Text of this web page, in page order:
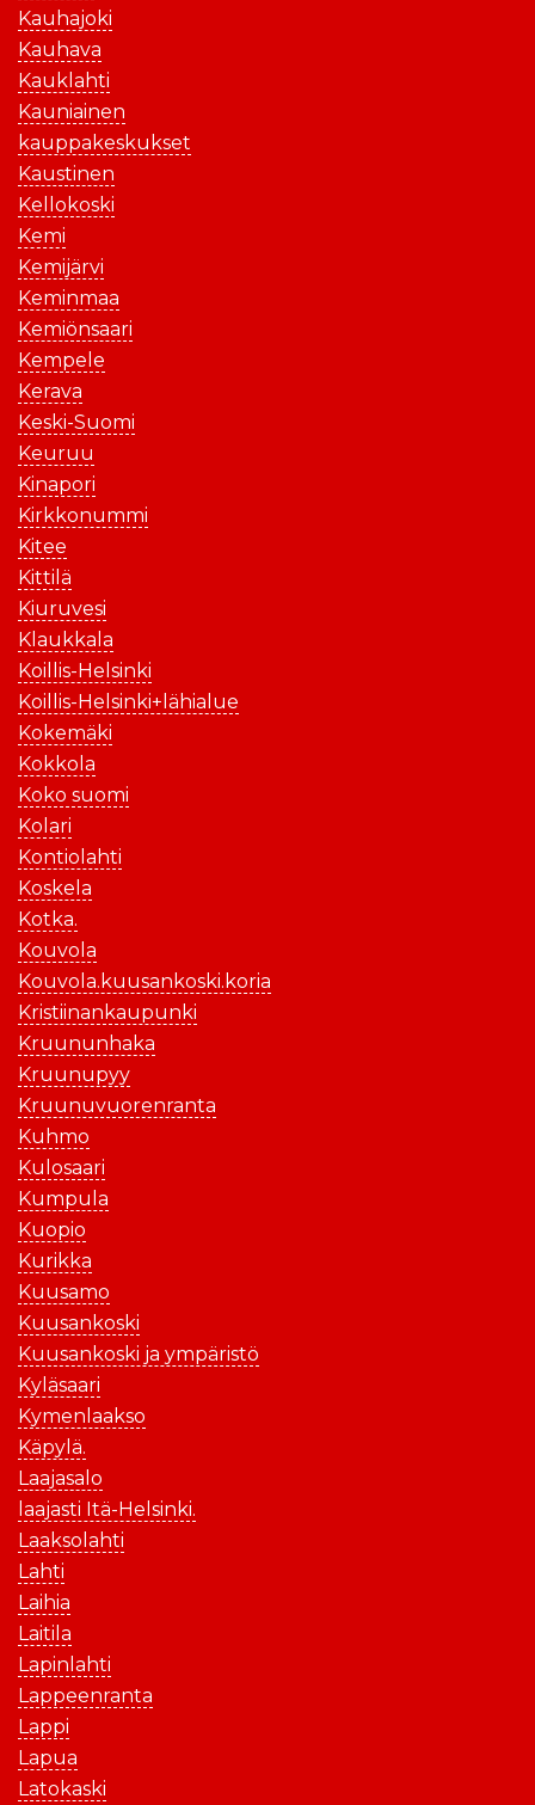
Kauhajoki
Kauhava
Kauklahti
Kauniainen
kauppakeskukset
Kaustinen
Kellokoski
Kemi
Kemijärvi
Keminmaa
Kemiönsaari
Kempele
Kerava
Keski-Suomi
Keuruu
Kinapori
Kirkkonummi
Kitee
Kittilä
Kiuruvesi
Klaukkala
Koillis-Helsinki
Koillis-Helsinki+lähialue
Kokemäki
Kokkola
Koko suomi
Kolari
Kontiolahti
Koskela
Kotka.
Kouvola
Kouvola.kuusankoski.koria
Kristiinankaupunki
Kruununhaka
Kruunupyy
Kruunuvuorenranta
Kuhmo
Kulosaari
Kumpula
Kuopio
Kurikka
Kuusamo
Kuusankoski
Kuusankoski ja ympäristö
Kyläsaari
Kymenlaakso
Käpylä.
Laajasalo
laajasti Itä-Helsinki.
Laaksolahti
Lahti
Laihia
Laitila
Lapinlahti
Lappeenranta
Lappi
Lapua
Latokaski